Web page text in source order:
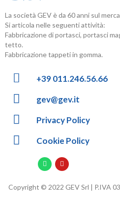
La società GEV è da 60 anni sul
Si articola nelle seguenti attività:
Fabbricazione di portasci, portasci
tetto.
Fabbricazione tappeti in gomma.
+39 011.246.56.66
gev@gev.it
Privacy Policy
Cookie Policy
Copyright © 2022 GEV Srl | P.IVA